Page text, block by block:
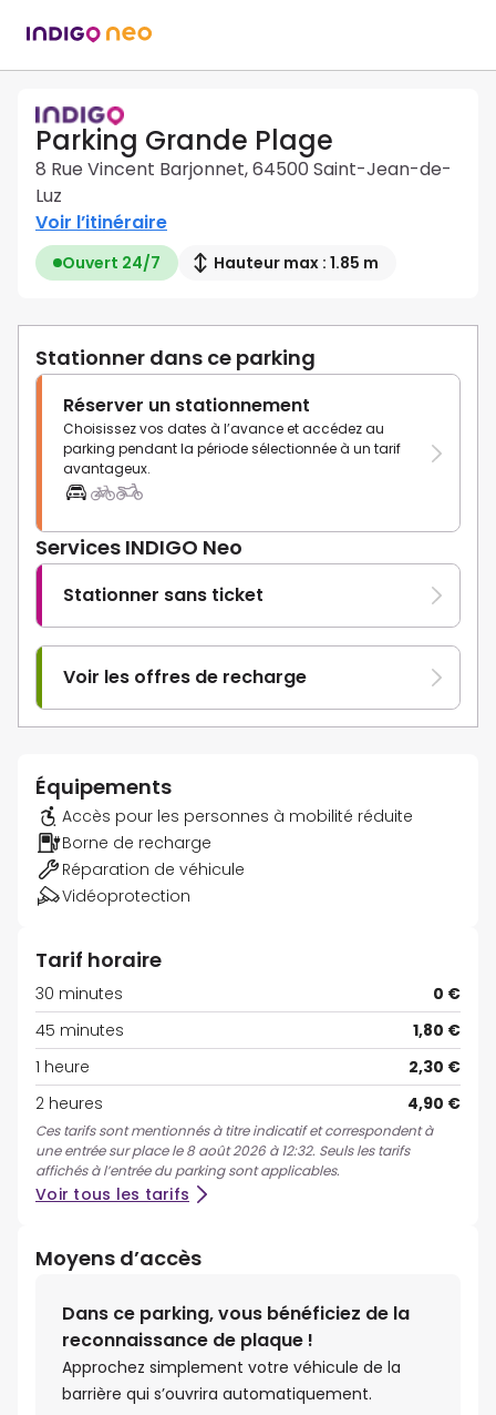
Parking Grande Plage
8 Rue Vincent Barjonnet, 64500 Saint-Jean-de-
Luz
Voir l’itinéraire
Ouvert 24/7 Hauteur max : 1.85 m
Stationner dans ce parking
Réserver un stationnement
Choisissez vos dates à l’avance et accédez au
parking pendant la période sélectionnée à un tarif
avantageux.
Services INDIGO Neo
Stationner sans ticket
Voir les offres de recharge
Équipements
Accès pour les personnes à mobilité réduite
Borne de recharge
Réparation de véhicule
Vidéoprotection
Tarif horaire
30 minutes
0 €
45 minutes
1,80 €
1 heure
2,30 €
2 heures
4,90 €
Ces tarifs sont mentionnés à titre indicatif et correspondent à
une entrée sur place le 8 août 2026 à 12:32. Seuls les tarifs
affichés à l’entrée du parking sont applicables.
Voir tous les tarifs
Moyens d’accès
Dans ce parking, vous bénéficiez de la
reconnaissance de plaque !
Approchez simplement votre véhicule de la
barrière qui s’ouvrira automatiquement.